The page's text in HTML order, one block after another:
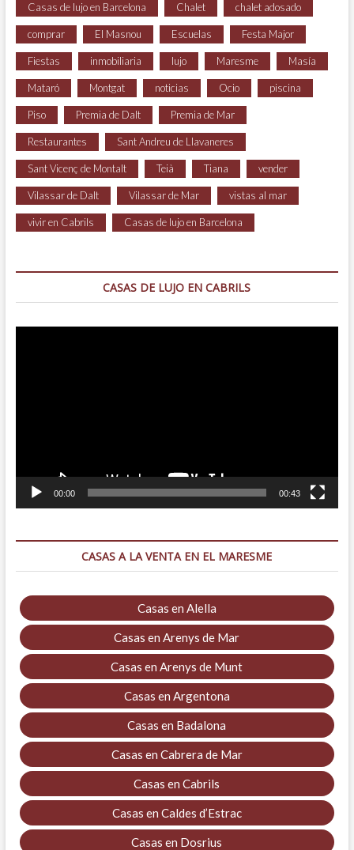
Casas de lujo en Barcelona Chalet chalet adosado
comprar El Masnou Escuelas Festa Major
Fiestas inmobiliaria lujo Maresme Masía
Mataró Montgat noticias Ocio piscina
Piso Premia de Dalt Premia de Mar
Restaurantes Sant Andreu de Llavaneres
Sant Vicenç de Montalt Teià Tiana vender
Vilassar de Dalt Vilassar de Mar vistas al mar
vivir en Cabrils Casas de lujo en Barcelona
CASAS DE LUJO EN CABRILS
00:00 00:43
CASAS A LA VENTA EN EL MARESME
Casas en Alella
Casas en Arenys de Mar
Casas en Arenys de Munt
Casas en Argentona
Casas en Badalona
Casas en Cabrera de Mar
Casas en Cabrils
Casas en Caldes d’Estrac
Casas en Dosrius